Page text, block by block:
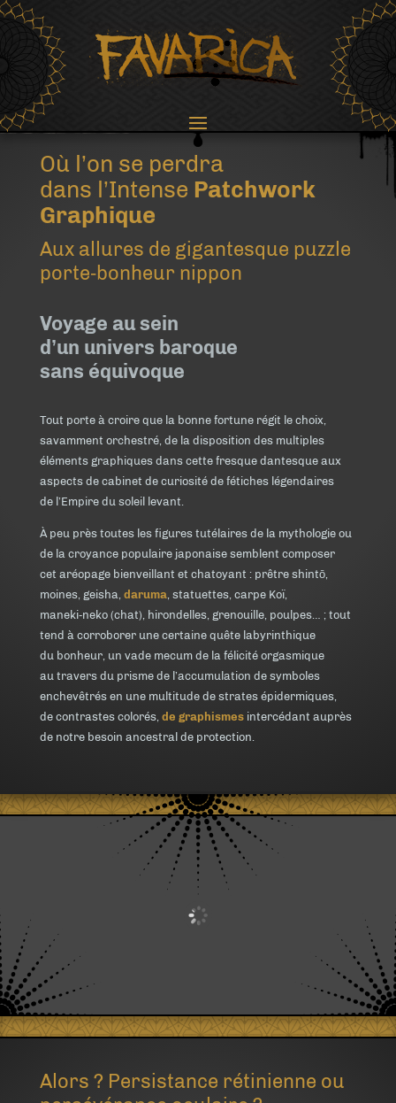
Un Intense Patchwork
Graphique
Où l’on se perdra
dans l’Intense Patchwork
Graphique
Aux allures de gigantesque puzzle
porte‑bonheur nippon
Voyage au sein
d’un univers baroque
sans équivoque
Tout porte à croire que la bonne fortune régit le choix,
savamment orchestré, de la disposition des multiples
éléments graphiques dans cette fresque dantesque aux
aspects de cabinet de curiosité de fétiches légendaires
de l’Empire du soleil levant.
À peu près toutes les figures tutélaires de la mythologie ou
de la croyance populaire japonaise semblent composer
cet aréopage bienveillant et chatoyant : prêtre shintō,
moines, geisha, daruma, statuettes, carpe Koï,
maneki‑neko (chat), hirondelles, grenouille, poulpes… ; tout
tend à corroborer une certaine quête labyrinthique
du bonheur, un vade mecum de la félicité orgasmique
au travers du prisme de l’accumulation de symboles
enchevêtrés en une multitude de strates épidermiques,
de contrastes colorés, de graphismesintercédant auprès
de notre besoin ancestral de protection.
Alors ? Persistance rétinienne ou